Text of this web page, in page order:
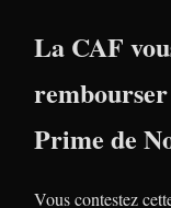
La CAF
Prime de
Vous contestez